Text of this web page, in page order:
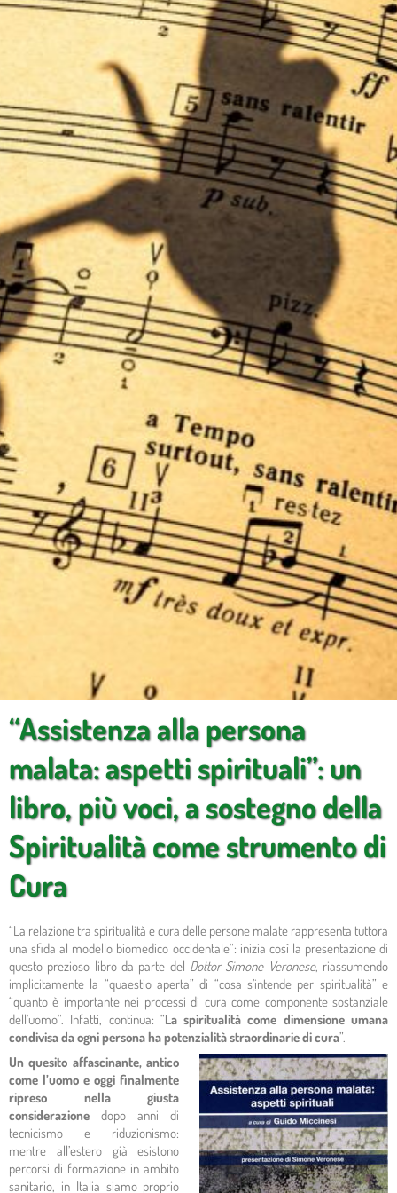
“Assistenza alla persona
malata: aspetti spirituali”: un
libro, più voci, a sostegno della
Spiritualità come strumento di
Cura
“La relazione tra spiritualità e cura delle persone malate rappresenta tuttora
una sfida al modello biomedico occidentale”: inizia così la presentazione di
questo prezioso libro da parte del Dottor Simone Veronese, riassumendo
implicitamente la “quaestio aperta” di “cosa s’intende per spiritualità” e
“quanto è importante nei processi di cura come componente sostanziale
dell’uomo”. Infatti, continua: “La spiritualità come dimensione umana
condivisa da ogni persona ha potenzialità straordinarie di cura”.
Un quesito affascinante, antico
come l’uomo e oggi finalmente
ripreso nella giusta
considerazione dopo anni di
tecnicismo e riduzionismo:
mentre all’estero già esistono
percorsi di formazione in ambito
sanitario, in Italia siamo proprio